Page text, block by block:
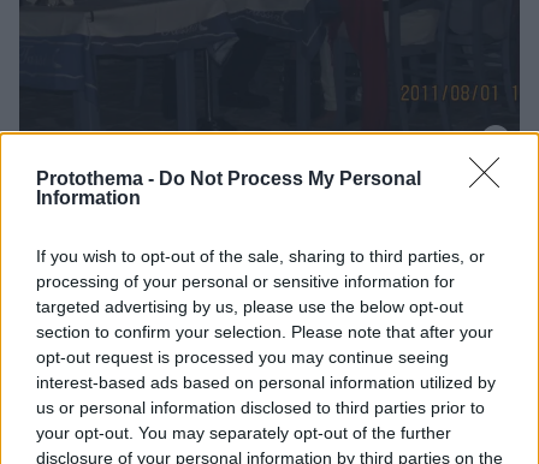
Protothema - Do Not Process My Personal
Information
If you wish to opt-out of the sale, sharing to third parties, or
processing of your personal or sensitive information for
targeted advertising by us, please use the below opt-out
section to confirm your selection. Please note that after your
opt-out request is processed you may continue seeing
interest-based ads based on personal information utilized by
us or personal information disclosed to third parties prior to
your opt-out. You may separately opt-out of the further
disclosure of your personal information by third parties on the
Ο συνιδρυτής της Microsoft αγαπούσε την Ελλάδα
και σχεδόν κάθε καλοκαίρι έβρισκε την ευκαιρία να
την επισκεφθεί - Είχε ζητήσει να καταδυθεί στο
ναυάγιο του «Βρετανικού» - Ο φακός τον είχε
απαθανατίσει στην «ταβέρνα της Τασίας» στο
Φισκάρδο
16.10.2018, 19:47 10